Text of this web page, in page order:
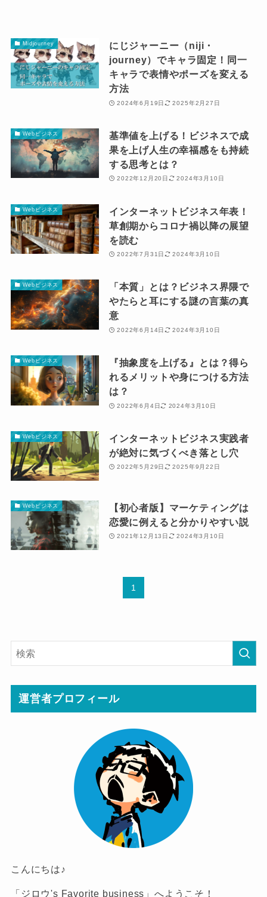
Midjourney
にじジャーニー（niji・
journey）でキャラ固定！同一
キャラで表情やポーズを変える
方法
2024年6月19日 2025年2月27日
Webビジネス
基準値を上げる！ビジネスで成
果を上げ人生の幸福感をも持続
する思考とは？
2022年12月20日 2024年3月10日
Webビジネス
インターネットビジネス年表！
草創期からコロナ禍以降の展望
を読む
2022年7月31日 2024年3月10日
Webビジネス
「本質」とは？ビジネス界隈で
やたらと耳にする謎の言葉の真
意
2022年6月14日 2024年3月10日
Webビジネス
『抽象度を上げる』とは？得ら
れるメリットや身につける方法
は？
2022年6月4日 2024年3月10日
Webビジネス
インターネットビジネス実践者
が絶対に気づくべき落とし穴
2022年5月29日 2025年9月22日
Webビジネス
【初心者版】マーケティングは
恋愛に例えると分かりやすい説
2021年12月13日 2024年3月10日
1
運営者プロフィール
こんにちは♪
「ジロウ's Favorite business」へようこそ！